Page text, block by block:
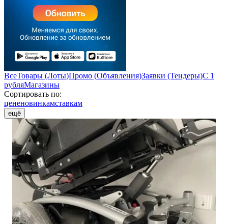
ВсеТовары (Лоты)Промо (Объявления)Заявки (Тендеры)С 1
рубляМагазины
Сортировать по:
цененовинкамставкам
ещё